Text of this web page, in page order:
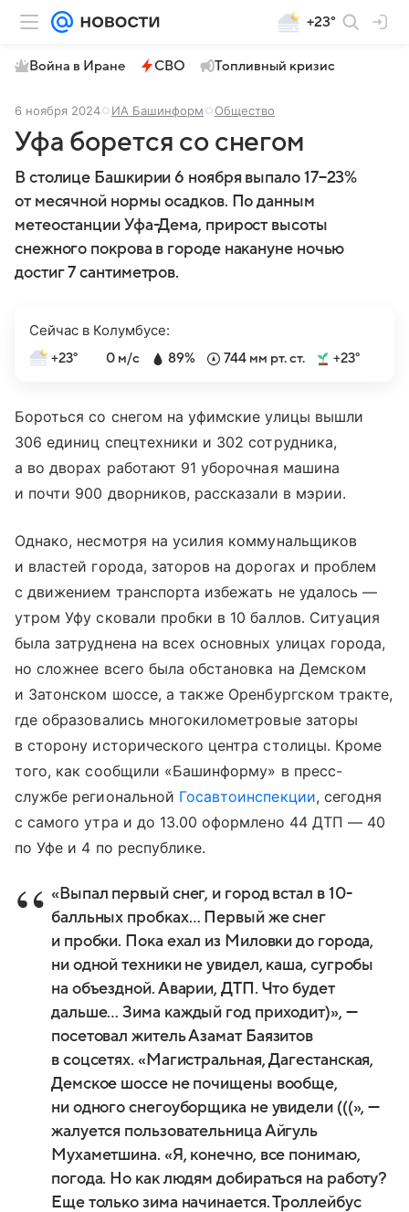
+23°
Война в Иране СВО Топливный кризис
6 ноября 2024 ИА Башинформ Общество
Уфа борется со снегом
В столице Башкирии 6 ноября выпало 17−23%
от месячной нормы осадков. По данным
метеостанции Уфа-Дема, прирост высоты
снежного покрова в городе накануне ночью
достиг 7 сантиметров.
Сейчас в Колумбусе:
+23° 0 м/с 89% 744 мм рт. ст. +23°
Бороться со снегом на уфимские улицы вышли
306 единиц спецтехники и 302 сотрудника,
а во дворах работают 91 уборочная машина
и почти 900 дворников, рассказали в мэрии.
Однако, несмотря на усилия коммунальщиков
и властей города, заторов на дорогах и проблем
с движением транспорта избежать не удалось —
утром Уфу сковали пробки в 10 баллов. Ситуация
была затруднена на всех основных улицах города,
но сложнее всего была обстановка на Демском
и Затонском шоссе, а также Оренбургском тракте,
где образовались многокилометровые заторы
в сторону исторического центра столицы. Кроме
того, как сообщили «Башинформу» в пресс-
службе региональной Госавтоинспекции, сегодня
с самого утра и до 13.00 оформлено 44 ДТП — 40
по Уфе и 4 по республике.
«Выпал первый снег, и город встал в 10-
балльных пробках… Первый же снег
и пробки. Пока ехал из Миловки до города,
ни одной техники не увидел, каша, сугробы
на объездной. Аварии, ДТП. Что будет
дальше… Зима каждый год приходит)», —
посетовал житель Азамат Баязитов
в соцсетях. «Магистральная, Дагестанская,
Демское шоссе не почищены вообще,
ни одного снегоуборщика не увидели (((», —
жалуется пользовательница Айгуль
Мухаметшина. «Я, конечно, все понимаю,
погода. Но как людям добираться на работу?
Еще только зима начинается. Троллейбус